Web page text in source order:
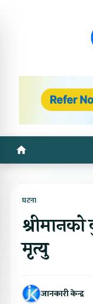
घटना
मृत्यु
जानकारी केन्द्र